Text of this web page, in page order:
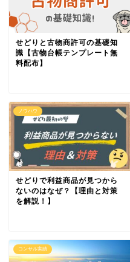
せどりと古物商許可の基礎知
識【古物台帳テンプレート無
料配布】
ノウハウ
せどりで利益商品が見つから
ないのはなぜ？【理由と対策
を解説！】
コンサル実績